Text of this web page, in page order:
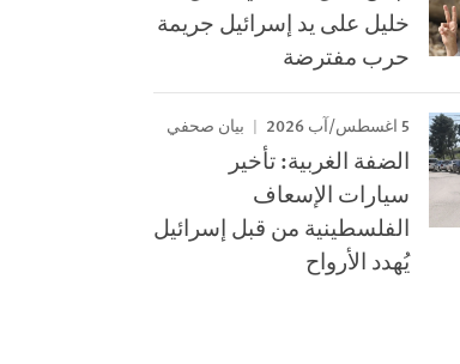
خليل على يد إسرائيل جريمة
حرب مفترضة
5 اغسطس/آب 2026 بيان صحفي
الضفة الغربية: تأخير
سيارات الإسعاف
الفلسطينية من قبل إسرائيل
يُهدد الأرواح